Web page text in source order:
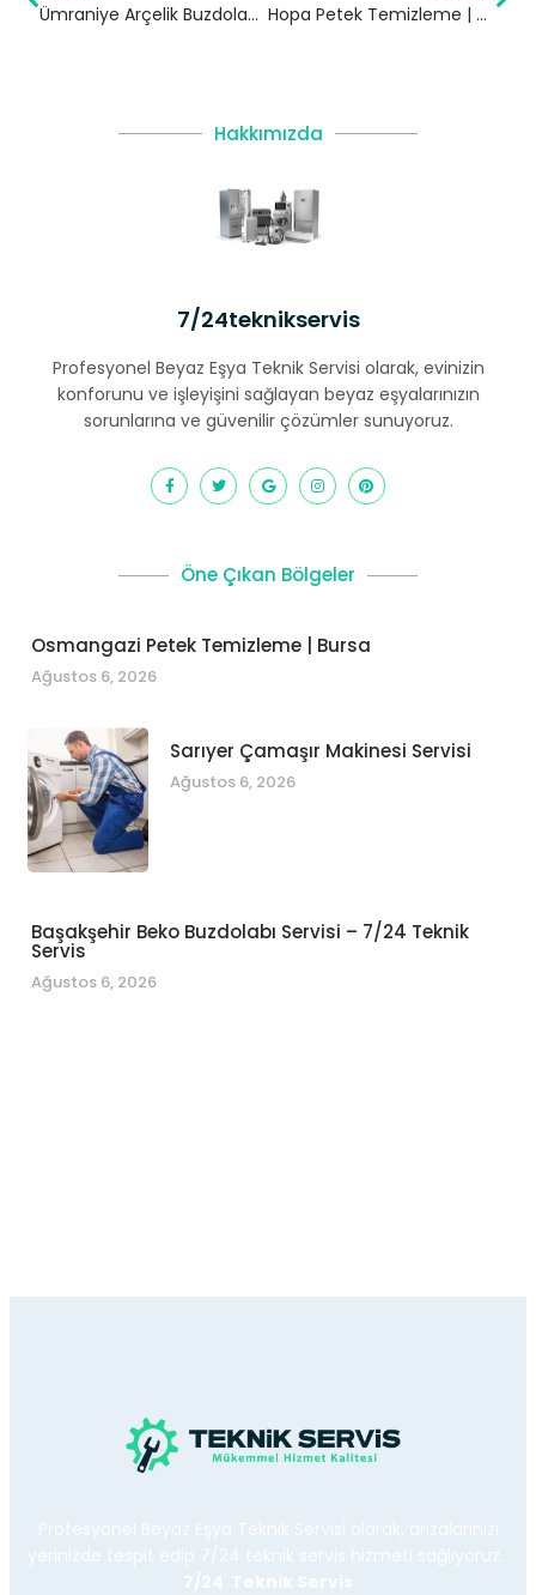
Ümraniye Arçelik Buzdolabı Servisi Hopa Petek Temizleme | Artvin
Hakkımızda
7/24teknikservis
Profesyonel Beyaz Eşya Teknik Servisi olarak, evinizin
konforunu ve işleyişini sağlayan beyaz eşyalarınızın
sorunlarına ve güvenilir çözümler sunuyoruz.
Öne Çıkan Bölgeler
Osmangazi Petek Temizleme | Bursa
Ağustos 6, 2026
Sarıyer Çamaşır Makinesi Servisi
Ağustos 6, 2026
Başakşehir Beko Buzdolabı Servisi – 7/24 Teknik
Servis
Ağustos 6, 2026
Profesyonel Beyaz Eşya Teknik Servisi olarak, arızalarınızı
yerinizde tespit edip 7/24 teknik servis hizmeti sağlıyoruz.
7/24 Teknik Servis